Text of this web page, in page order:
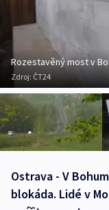
Rozestavěný most v
Zdroj: ČT24
Ostrava - V
blokáda. Lidé v